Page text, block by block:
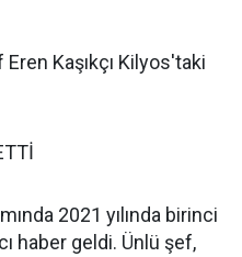
Kaşıkçı Kilyos'taki
2021 yılında birinci
haber geldi. Ünlü şef,